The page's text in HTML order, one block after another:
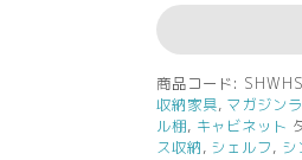
リ
ー
マ
Ⅲ
木
商品コード:
収納家具, マガジン
ル棚, キャビネット
ス収納, シェルフ, シ